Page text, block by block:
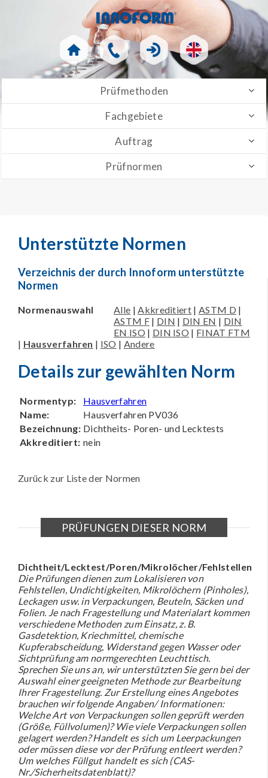
Prüfmethoden
Fachgebiete
Auftrag
Prüfnormen
Unterstützte Normen
Verzeichnis der durch Innoform unterstützte
Normen
Normenauswahl Alle |Akkreditiert |ASTM D |
ASTM F| DIN | DIN EN | DIN
EN ISO | DIN ISO | FINAT FTM
| Hausverfahren | ISO | Andere
Details zur gewählten Norm
Normentyp:
Hausverfahren
Name:
Hausverfahren PV036
Bezeichnung: Dichtheits- Poren- und Lecktests
Akkreditiert: nein
Zurück zur Liste der Normen
PRÜFUNGEN DIESER NORM
Dichtheit/Lecktest/Poren/Mikrolöcher/Fehlstellen
Die Prüfungen dienen zum Lokalisieren von
Fehlstellen, Undichtigkeiten, Mikrolöchern (Pinholes),
Leckagen usw. in Verpackungen, Beuteln, Säcken und
Folien. Je nach Fragestellung und Materialart kommen
verschiedene Methoden zum Einsatz, z. B.
Gasdetektion, Kriechmittel, chemische
Kupferabscheidung, Widerstand gegen Wasser oder
Sichtprüfung am normgerechten Leuchttisch.
Sprechen Sie uns an, wir unterstützten Sie gern bei der
Auswahl einer geeigneten Methode zur Bearbeitung
Ihrer Fragestellung. Zur Erstellung eines Angebotes
brauchen wir folgende Angaben/ Informationen:
Welche Art von Verpackungen sollen geprüft werden
(Größe, Füllvolumen)? Wie viele Verpackungen sollen
gelagert werden? Handelt es sich um Leerpackungen
oder müssen diese vor der Prüfung entleert werden?
Um welches Füllgut handelt es sich (CAS-
Nr./Sicherheitsdatenblatt)?